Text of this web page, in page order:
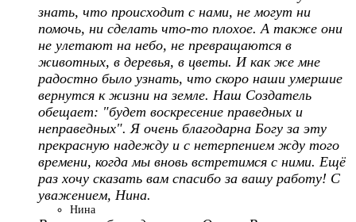
знать, что происходит с нами, не могут ни
помочь, ни сделать что-то плохое. А также они
не улетают на небо, не превращаются в
животных, в деревья, в цветы. И как же мне
радостно было узнать, что скоро наши умершие
вернутся к жизни на земле. Наш Создатель
обещает: "будет воскресение праведных и
неправедных". Я очень благодарна Богу за эту
прекрасную надежду и с нетерпением жду того
времени, когда мы вновь встретимся с ними. Ещё
раз хочу сказать вам спасибо за вашу работу! С
уважением, Нина.
Нина